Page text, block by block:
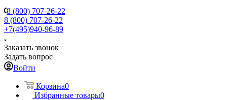
8 (800) 707-26-22
8 (800) 707-26-22
+7(495)940-96-89
Заказать звонок
Задать вопрос
Войти
Корзина0
Избранные товары0